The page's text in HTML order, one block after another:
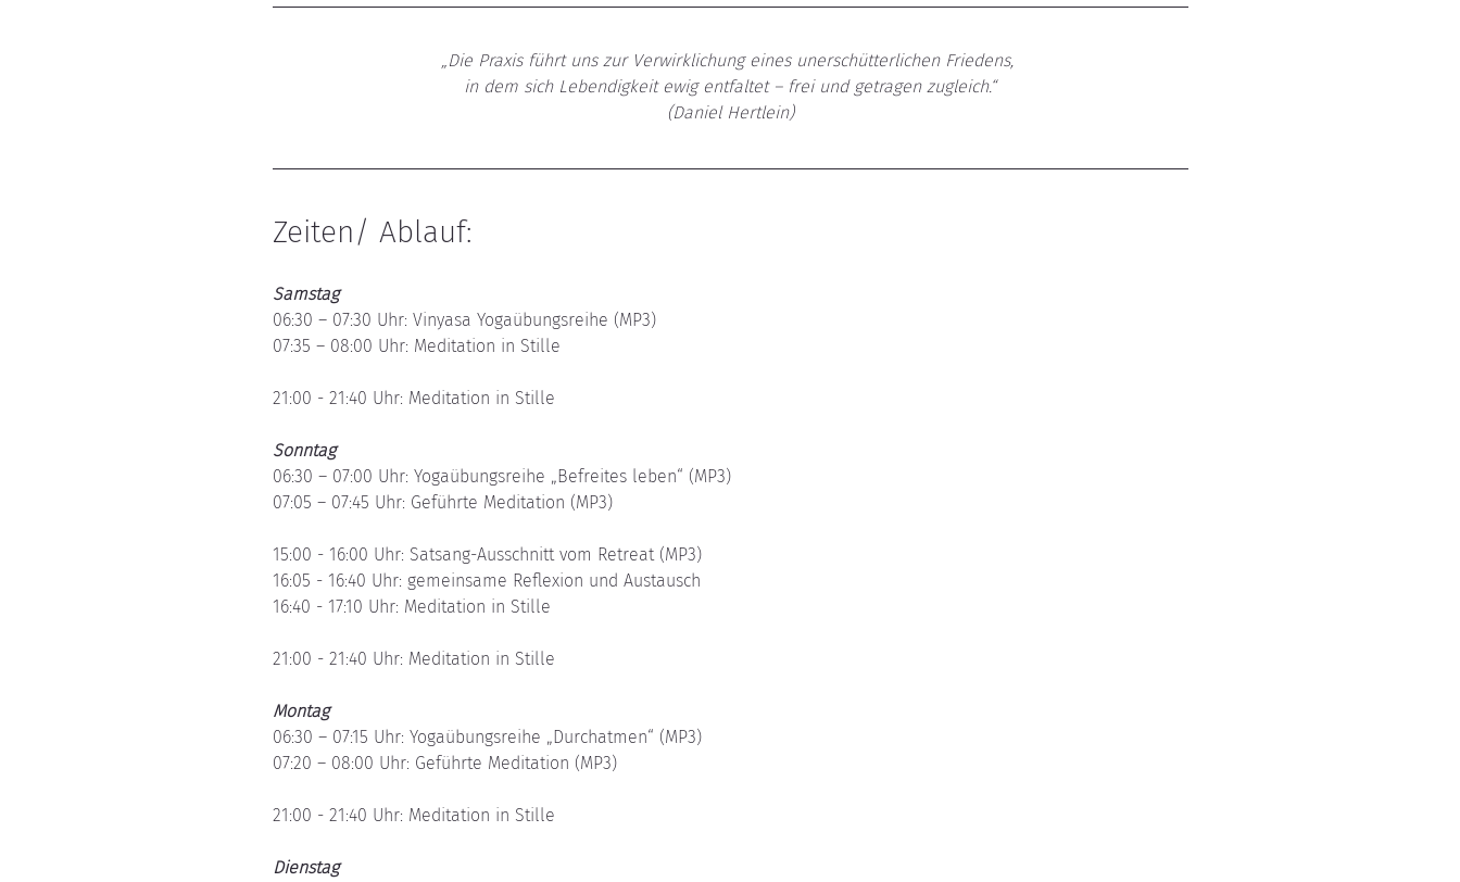
„Die Praxis führt uns zur Verwirklichung eines unerschütterlichen Friedens,
in dem sich Lebendigkeit ewig entfaltet – frei und getragen zugleich.“
(Daniel Hertlein)
Zeiten/ Ablauf:
Samstag
06:30 – 07:30 Uhr: Vinyasa Yogaübungsreihe (MP3)
07:35 – 08:00 Uhr: Meditation in Stille
21:00 - 21:40 Uhr: Meditation in Stille
Sonntag
06:30 – 07:00 Uhr: Yogaübungsreihe „Befreites leben“ (MP3)
07:05 – 07:45 Uhr: Geführte Meditation (MP3)
15:00 - 16:00 Uhr: Satsang-Ausschnitt vom Retreat (MP3)
16:05 - 16:40 Uhr: gemeinsame Reflexion und Austausch
16:40 - 17:10 Uhr: Meditation in Stille
21:00 - 21:40 Uhr: Meditation in Stille
Montag
06:30 – 07:15 Uhr: Yogaübungsreihe „Durchatmen“ (MP3)
07:20 – 08:00 Uhr: Geführte Meditation (MP3)
21:00 - 21:40 Uhr: Meditation in Stille
Dienstag